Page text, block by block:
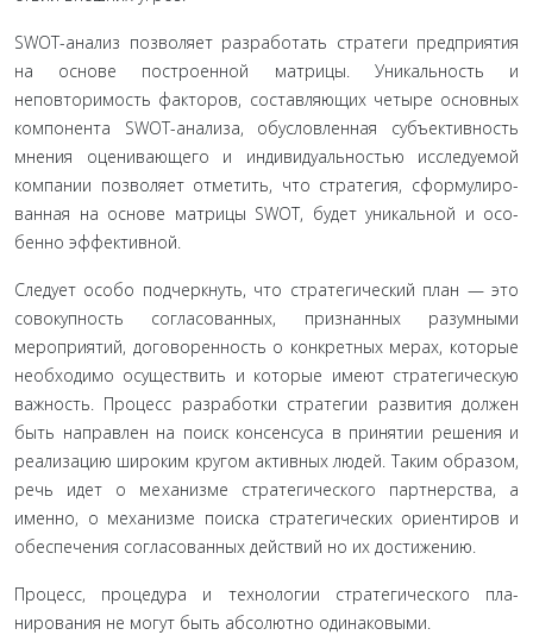
SWOT-анализ позволяет разработать стратеги пред­приятия
на основе построенной матрицы. Уникальность и
неповторимость факторов, составляющих четыре основных
компонента SWOT-анализа, обусловленная субъективность
мнения оценивающего и индивидуальностью исследуемой
компании позволяет отметить, что стратегия, сформулиро­
ванная на основе матрицы SWOT, будет уникальной и осо­
бенно эффективной.
Следует особо подчеркнуть, что стратегический план — это
совокупность согласованных, признанных разумными
мероприятий, договоренность о конкретных мерах, которые
необходимо осуществить и которые имеют стратегическую
важность. Процесс разработки стратегии развития должен
быть направлен на поиск консенсуса в принятии решения и
реализацию широким кругом активных людей. Таким об­разом,
речь идет о механизме стратегического партнерства, а
именно, о механизме поиска стратегических ориентиров и
обеспечения согласованных действий но их достижению.
Процесс, процедура и технологии стратегического пла­
нирования не могут быть абсолютно одинаковыми.